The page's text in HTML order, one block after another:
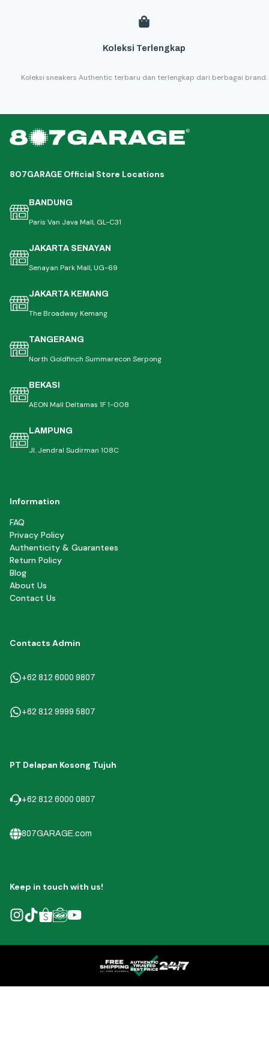
Koleksi Terlengkap
Koleksi sneakers Authentic terbaru dan terlengkap dari berbagai brand.
807GARAGE Official Store Locations
BANDUNG
Paris Van Java Mall, GL-C31
JAKARTA SENAYAN
Senayan Park Mall, UG-69
JAKARTA KEMANG
The Broadway Kemang
TANGERANG
North Goldfinch Summarecon Serpong
BEKASI
AEON Mall Deltamas 1F 1-008
LAMPUNG
Jl. Jendral Sudirman 108C
Information
FAQ
Privacy Policy
Authenticity & Guarantees
Return Policy
Blog
About Us
Contact Us
Contacts Admin
+62 812 6000 9807
+62 812 9999 5807
PT Delapan Kosong Tujuh
+62 812 6000 0807
807GARAGE.com
Keep in touch with us!